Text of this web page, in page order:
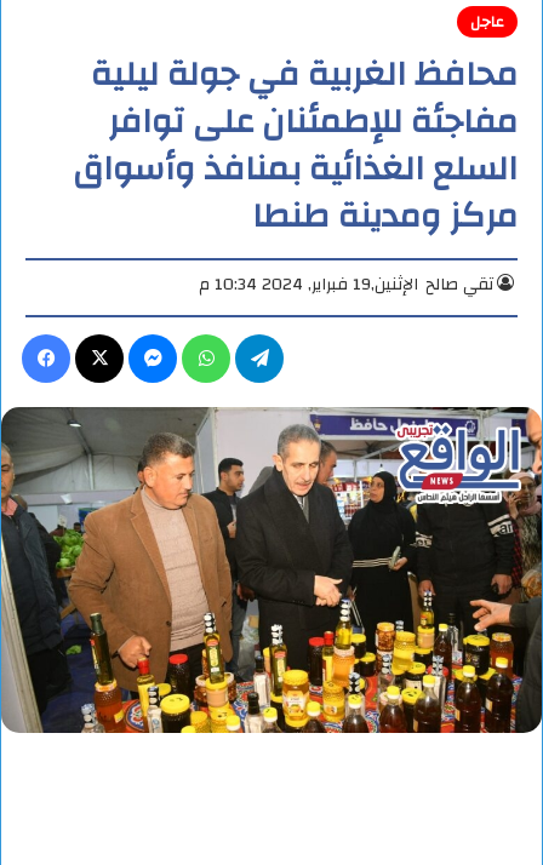
عاجل
محافظ الغربية في جولة ليلية
مفاجئة للإطمئنان على توافر
السلع الغذائية بمنافذ وأسواق
مركز ومدينة طنطا
تقي صالح الإثنين,19 فبراير, 2024 10:34 م
ماسنجر واتساب تيلقرام